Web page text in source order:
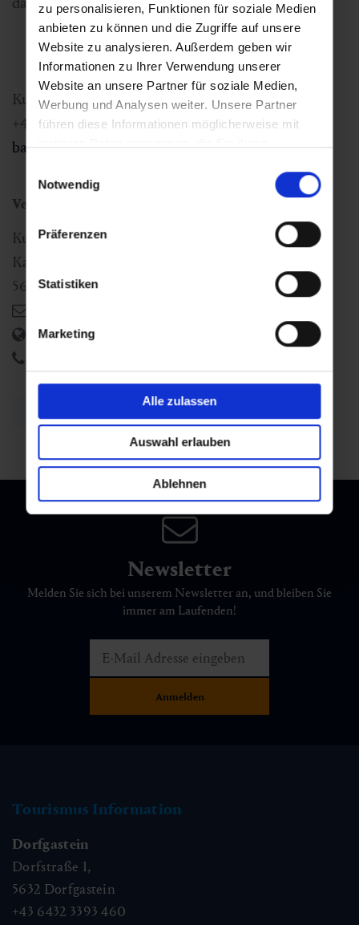
zu personalisieren, Funktionen für soziale Medien
anbieten zu können und die Zugriffe auf unsere
Website zu analysieren. Außerdem geben wir
Informationen zu Ihrer Verwendung unserer
Website an unsere Partner für soziale Medien,
Werbung und Analysen weiter. Unsere Partner
führen diese Informationen möglicherweise mit
Nutzung der Dienste gesammelt haben.
Notwendig
Präferenzen
Statistiken
Marketing
Alle zulassen
Auswahl erlauben
Ablehnen
Kur- und Tourismusverband Bad Gastein
+43 6432 3393 560
badgastein@gastein.com
Veranstaltungsort
Kur- und Tourismusverband Bad Gastein
Kaiser Franz Josefstr. 27
5640Bad Gastein
https://www.gastein.com
Zurück zur Übersicht
Newsletter
Melden Sie sich bei unserem Newsletter an, und bleiben Sie
immer am Laufenden!
Tourismus Information
Dorfgastein
Dorfstraße 1,
5632 Dorfgastein
+43 6432 3393 460